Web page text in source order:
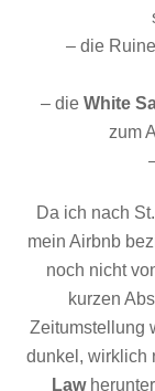
– die
– die White
zum
Da ich nach
mein Airbnb
noch nicht
kurzen
Zeitumstellung
dunkel, wirklich
Law